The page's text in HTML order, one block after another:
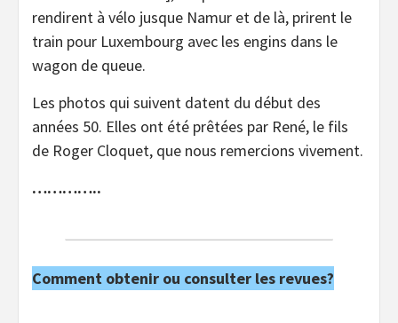
rendirent à vélo jusque Namur et de là, prirent le
train pour Luxembourg avec les engins dans le
wagon de queue.
Les photos qui suivent datent du début des
années 50. Elles ont été prêtées par René, le fils
de Roger Cloquet, que nous remercions vivement.
…………..
Comment obtenir ou consulter les revues?